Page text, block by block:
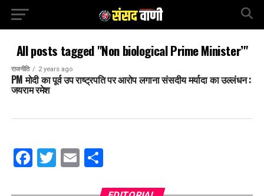
All posts tagged "Non biological Prime Minister’"
राजनीति 2 years ago
PM मोदी का पूर्व उप राष्ट्रपति पर आरोप लगाना संसदीय मर्यादा का उल्लंधन :
जयराम रमेश
Facebook
Twitter
EmailShare